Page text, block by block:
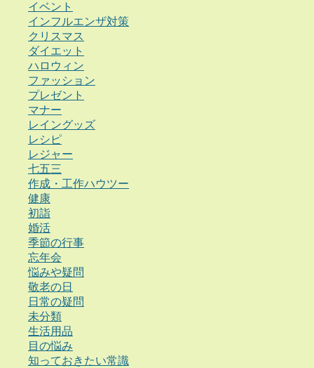
イベント
インフルエンザ対策
クリスマス
ダイエット
ハロウィン
ファッション
プレゼント
マナー
レイングッズ
レシピ
レジャー
七五三
作成・工作ハウツー
健康
初詣
婚活
季節の行事
忘年会
悩みや疑問
敬老の日
日常の疑問
未分類
生活用品
目の悩み
知っておきたい常識